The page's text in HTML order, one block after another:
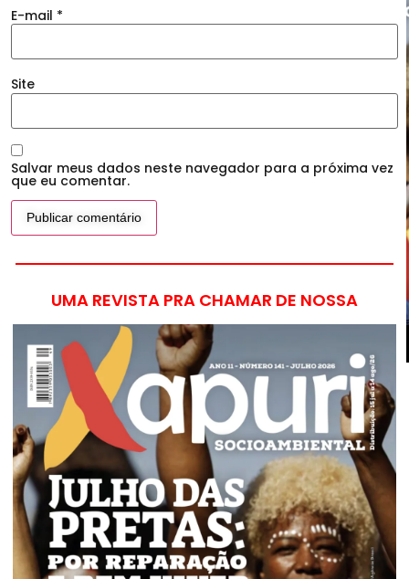
E-mail *
Site
Salvar meus dados neste navegador para a próxima vez
que eu comentar.
UMA REVISTA PRA CHAMAR DE NOSSA